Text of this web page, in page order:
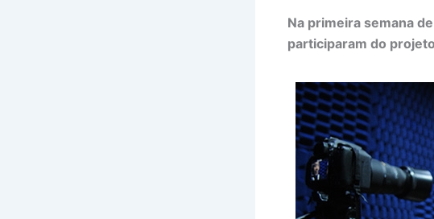
Na primeira semana
participaram do